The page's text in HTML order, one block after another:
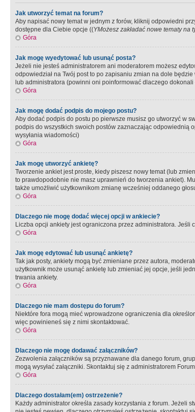
Jak utworzyć temat na forum?
Aby napisać nowy temat w jednym z forów, kliknij odpowiedni
dostępne dla Ciebie opcje ((YMożesz zakładać nowe tematy na
Góra
Jak mogę wyedytować lub usunąć posta?
Jeżeli nie jesteś administratorem ani moderatorem możesz
odpowiedział na Twój post to po zapisaniu zmian na dole
lub administratora (powinni oni poinformować dlaczego
Góra
Jak mogę dodać podpis do mojego postu?
Aby dodać podpis do postu po pierwsze musisz go utworzyć w
podpis do wszystkich swoich postów zaznaczając odpowiednią
wysyłania wiadomości)
Góra
Jak mogę utworzyć ankietę?
Tworzenie ankiet jest proste, kiedy piszesz nowy temat (lub
to prawdopodobnie nie masz uprawnień do tworzenia ankiet).
także umożliwić użytkownikom zmianę wcześniej oddanego
Góra
Dlaczego nie mogę dodać więcej opcji w ankiecie?
Liczba opcji ankiety jest ograniczona przez administratora. Jeśli
Góra
Jak mogę edytować lub usunąć ankietę?
Tak jak posty, ankiety mogą być zmieniane przez autora,
użytkownik może usunąć ankietę lub zmieniać jej opcje, jeśli
trwania ankiety.
Góra
Dlaczego nie mam dostępu do forum?
Niektóre fora mogą mieć wprowadzone ograniczenia dla
więc powinieneś się z nimi skontaktować.
Góra
Dlaczego nie mogę dodawać załączników?
Zezwolenia załączników są przyznawane dla danego forum,
mogą wysyłać załączniki. Skontaktuj się z administratorem
Góra
Dlaczego dostałam(em) ostrzeżenie?
Każdy administrator określa zasady korzystania z forum. Jeżeli